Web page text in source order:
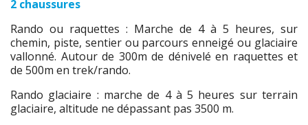
2 chaussures
Rando ou raquettes : Marche de 4 à 5 heures, sur
chemin, piste, sentier ou parcours enneigé ou glaciaire
vallonné. Autour de 300m de dénivelé en raquettes et
de 500m en trek/rando.
Rando glaciaire : marche de 4 à 5 heures sur terrain
glaciaire, altitude ne dépassant pas 3500 m.